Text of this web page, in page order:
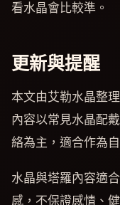
看水晶會比較準。
更新與提醒
本文由艾勒水晶整
內容以常見水晶配
絡為主，適合作為
水晶與塔羅內容適
感，不保證感情、